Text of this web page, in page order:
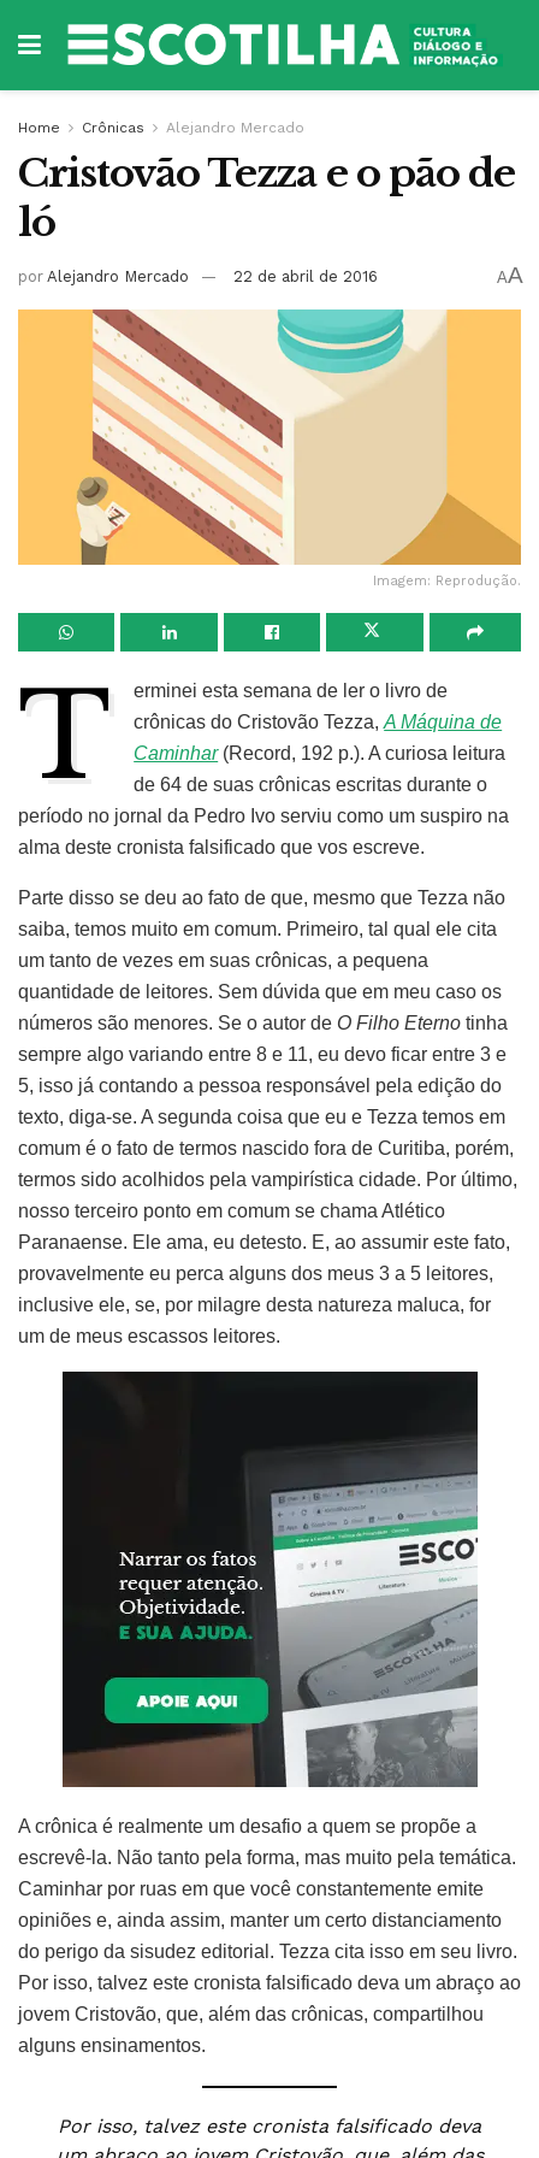
Home Crônicas Alejandro Mercado
Cristovão Tezza e o pão de
ló
por Alejandro Mercado 22 de abril de 2016 AA
Imagem: Reprodução.
T
erminei esta semana de ler o livro de
crônicas do Cristovão Tezza,A Máquina de
Caminhar(Record, 192 p.). A curiosa leitura
de 64 de suas crônicas escritas durante o
período no jornal da Pedro Ivo serviu como um suspiro na
alma deste cronista falsificado que vos escreve.
Parte disso se deu ao fato de que, mesmo que Tezza não
saiba, temos muito em comum. Primeiro, tal qual ele cita
um tanto de vezes em suas crônicas, a pequena
quantidade de leitores. Sem dúvida que em meu caso os
números são menores. Se o autor de O Filho Eterno tinha
sempre algo variando entre 8 e 11, eu devo ficar entre 3 e
5, isso já contando a pessoa responsável pela edição do
texto, diga-se. A segunda coisa que eu e Tezza temos em
comum é o fato de termos nascido fora de Curitiba, porém,
termos sido acolhidos pela vampirística cidade. Por último,
nosso terceiro ponto em comum se chama Atlético
Paranaense. Ele ama, eu detesto. E, ao assumir este fato,
provavelmente eu perca alguns dos meus 3 a 5 leitores,
inclusive ele, se, por milagre desta natureza maluca, for
um de meus escassos leitores.
A crônica é realmente um desafio a quem se propõe a
escrevê-la. Não tanto pela forma, mas muito pela temática.
Caminhar por ruas em que você constantemente emite
opiniões e, ainda assim, manter um certo distanciamento
do perigo da sisudez editorial. Tezza cita isso em seu livro.
Por isso, talvez este cronista falsificado deva um abraço ao
jovem Cristovão, que, além das crônicas, compartilhou
alguns ensinamentos.
Por isso, talvez este cronista falsificado deva